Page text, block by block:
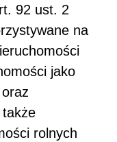
92 ust. 2
na
jako
rolnych